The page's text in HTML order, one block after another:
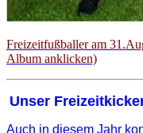
Freizeitfußballer am
Album anklicken)
Unser
Auch in diesem Jahr